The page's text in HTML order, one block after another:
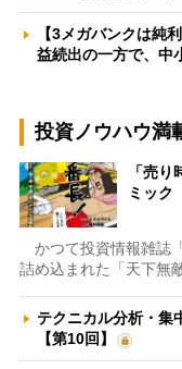
【3メガバンクは純
益続出の一方で、中
投資ノウハウ満
「売
ミック
かつて投資情報雑誌
詰め込まれた「天下無
テクニカル分析・集
【第10回】